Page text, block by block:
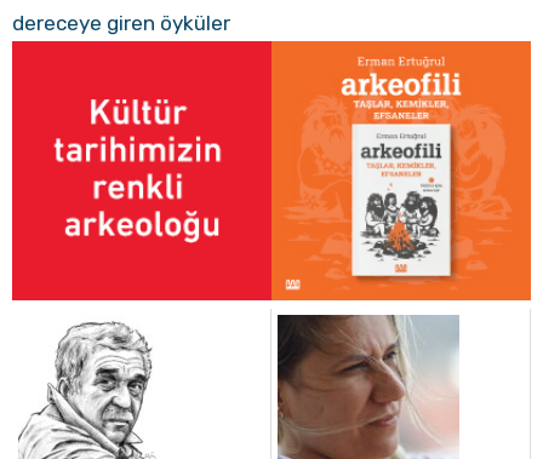
dereceye giren öyküler